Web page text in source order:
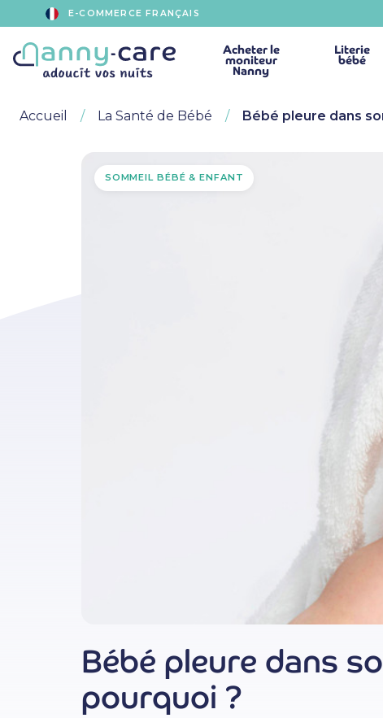
E-COMMERCE FRANÇAIS
Acheterle
moniteur
Nanny
Literie
bébé
Accueil La Santé de Bébé Bébé pleure dans
SOMMEIL BÉBÉ & ENFANT
Bébé pleure dans
pourquoi ?